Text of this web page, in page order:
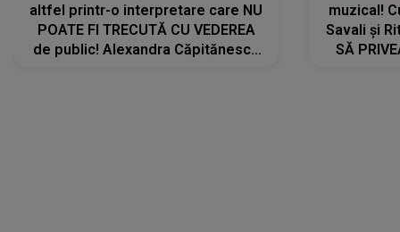
altfel printr-o interpretare care NU
POATE FI TRECUTĂ CU VEDEREA
de public! Alexandra Căpitănescu
muzical!
Savali și
SĂ